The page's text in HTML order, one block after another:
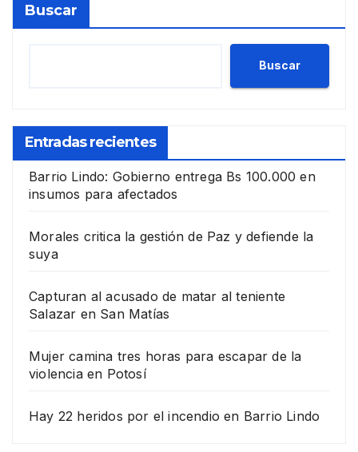
Buscar
Buscar
Entradas recientes
Barrio Lindo: Gobierno entrega Bs 100.000 en
insumos para afectados
Morales critica la gestión de Paz y defiende la
suya
Capturan al acusado de matar al teniente
Salazar en San Matías
Mujer camina tres horas para escapar de la
violencia en Potosí
Hay 22 heridos por el incendio en Barrio Lindo